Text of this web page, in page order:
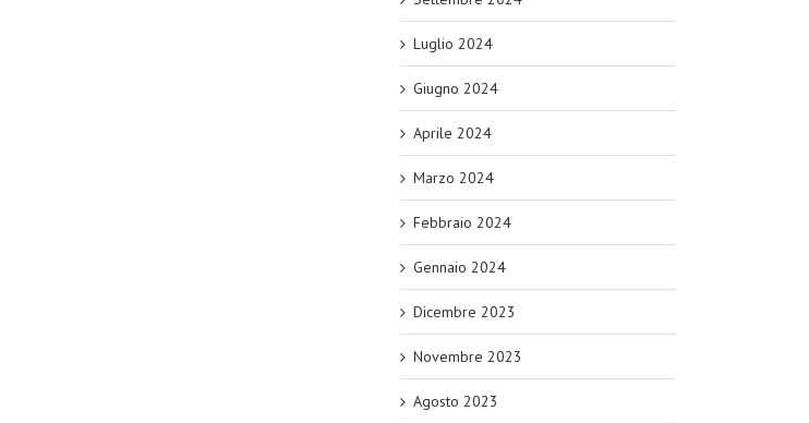
Luglio 2024
Giugno 2024
Aprile 2024
Marzo 2024
Febbraio 2024
Gennaio 2024
Dicembre 2023
Novembre 2023
Agosto 2023